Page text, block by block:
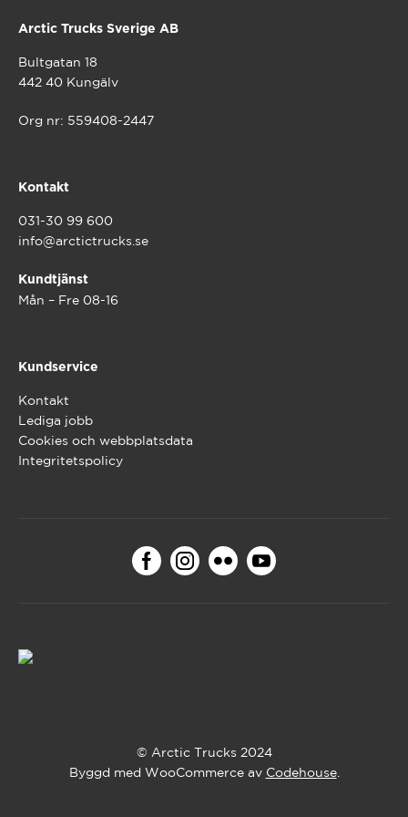
Arctic Trucks Sverige AB
Bultgatan 18
442 40 Kungälv
Org nr: 559408-2447
Kontakt
031-30 99 600
info@arctictrucks.se
Kundtjänst
Mån – Fre 08-16
Kundservice
Kontakt
Lediga jobb
Cookies och webbplatsdata
Integritetspolicy
© Arctic Trucks 2024
Byggd med WooCommerce av Codehouse.